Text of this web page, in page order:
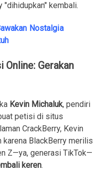
"dihidupkan" kembali.
Nostalgia
Gerakan
Kevin Michaluk, pendiri
petisi di situs
CrackBerry, Kevin
karena BlackBerry merilis
Z—ya, generasi TikTok—
keren.